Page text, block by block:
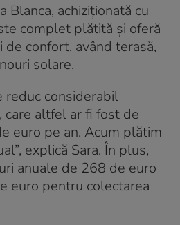
Blanca, achiziționată cu
complet plătită și oferă
confort, având terasă,
solare.
reduc considerabil
care altfel ar fi fost de
euro pe an. Acum plătim
explică Sara. În plus,
anuale de 268 de euro
euro pentru colectarea